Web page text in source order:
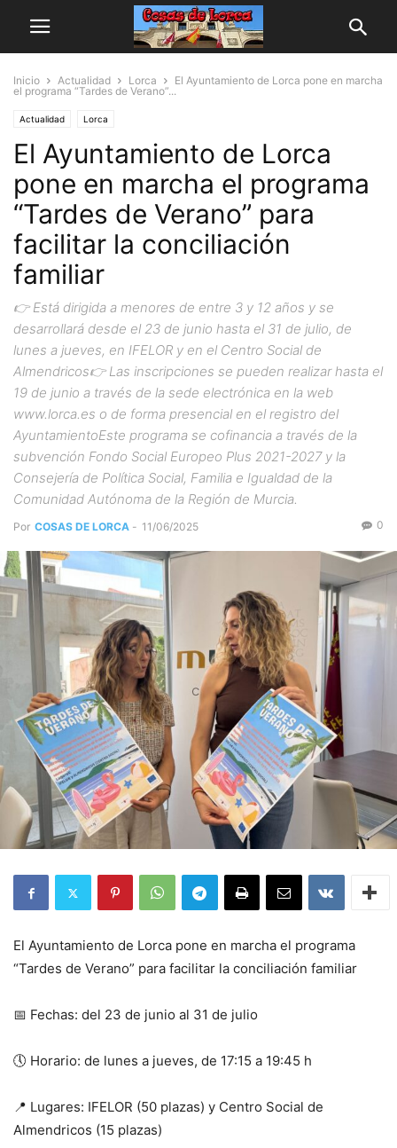
Inicio Actualidad Lorca
El Ayuntamiento de Lorca pone en marcha
el programa “Tardes de Verano”...
Actualidad Lorca
El Ayuntamiento de Lorca
pone en marcha el programa
“Tardes de Verano” para
facilitar la conciliación
familiar
👉 Está dirigida a menores de entre 3 y 12 años y se
desarrollará desde el 23 de junio hasta el 31 de julio, de
lunes a jueves, en IFELOR y en el Centro Social de
Almendricos👉 Las inscripciones se pueden realizar hasta el
19 de junio a través de la sede electrónica en la web
www.lorca.es o de forma presencial en el registro del
AyuntamientoEste programa se cofinancia a través de la
subvención Fondo Social Europeo Plus 2021-2027 y la
Consejería de Política Social, Familia e Igualdad de la
Comunidad Autónoma de la Región de Murcia.
Por COSAS DE LORCA - 11/06/2025 0
El Ayuntamiento de Lorca pone en marcha el programa
“Tardes de Verano” para facilitar la conciliación familiar
📅 Fechas: del 23 de junio al 31 de julio
🕔 Horario: de lunes a jueves, de 17:15 a 19:45 h
📍 Lugares: IFELOR (50 plazas) y Centro Social de
Almendricos (15 plazas)